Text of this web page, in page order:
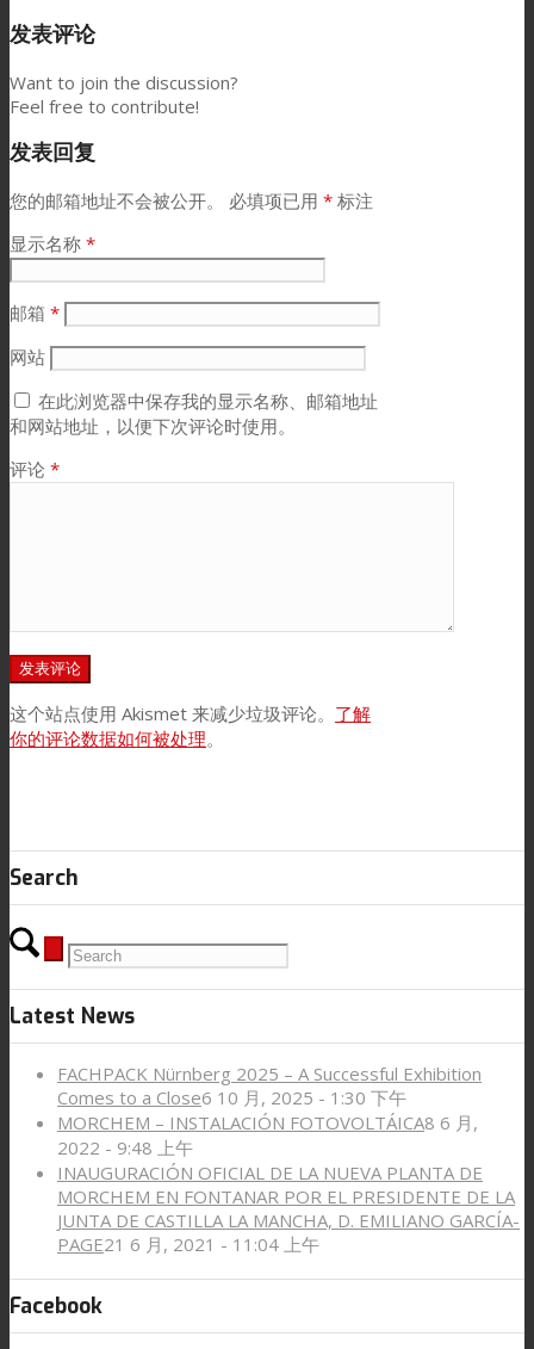
发表评论
Want to join the discussion?
Feel free to contribute!
发表回复
您的邮箱地址不会被公开。 必填项已用 * 标注
显示名称 *
邮箱 *
网站
在此浏览器中保存我的显示名称、邮箱地址
和网站地址，以便下次评论时使用。
评论 *
这个站点使用 Akismet 来减少垃圾评论。 了解
你的评论数据如何被处理。
Search
Latest News
FACHPACK Nürnberg 2025 – A Successful Exhibition
Comes to a Close6 10 月, 2025 - 1:30 下午
MORCHEM – INSTALACIÓN FOTOVOLTÁICA8 6 月,
2022 - 9:48 上午
INAUGURACIÓN OFICIAL DE LA NUEVA PLANTA DE
MORCHEM EN FONTANAR POR EL PRESIDENTE DE LA
JUNTA DE CASTILLA LA MANCHA, D. EMILIANO GARCÍA-
PAGE21 6 月, 2021 - 11:04 上午
Facebook